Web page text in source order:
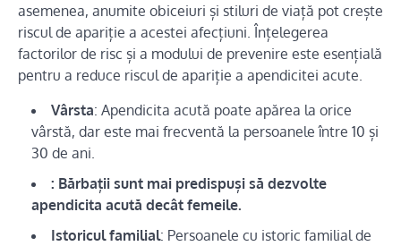
asemenea, anumite obiceiuri și stiluri de viață pot crește
riscul de apariție a acestei afecțiuni. Înțelegerea
factorilor de risc și a modului de prevenire este esențială
pentru a reduce riscul de apariție a apendicitei acute.
Vârsta: Apendicita acută poate apărea la orice
vârstă, dar este mai frecventă la persoanele între 10 și
30 de ani.
: Bărbații sunt mai predispuși să dezvolte
apendicita acută decât femeile.
Istoricul familial: Persoanele cu istoric familial de